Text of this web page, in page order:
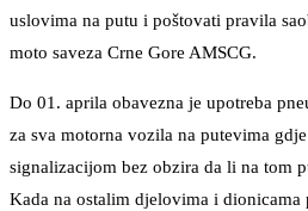
uslovima na putu i poštovati pravila
moto saveza Crne Gore AMSCG.
Do 01. aprila obavezna je upotreba
za sva motorna vozila na putevima
signalizacijom bez obzira da li na tom
Kada na ostalim djelovima i